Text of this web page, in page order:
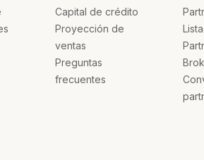
Capital de crédito
Proyección de
ventas
Preguntas
frecuentes